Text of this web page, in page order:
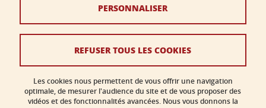
Données personnelles
Politique des cookies
Gestion des cookies
Accessibilité : non conforme
Les cookies nous permettent de vous offrir une navigation
optimale, de mesurer l'audience du site et de vous proposer des
vidéos et des fonctionnalités avancées. Nous vous donnons la
REFUSER TOUS LES COOKIES
PERSONNALISER